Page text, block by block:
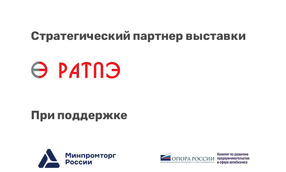
Стратегический партнер выставки
При поддержке